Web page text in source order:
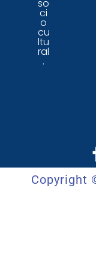
so
ci
o
cu
ltu
ral
.
Copyright